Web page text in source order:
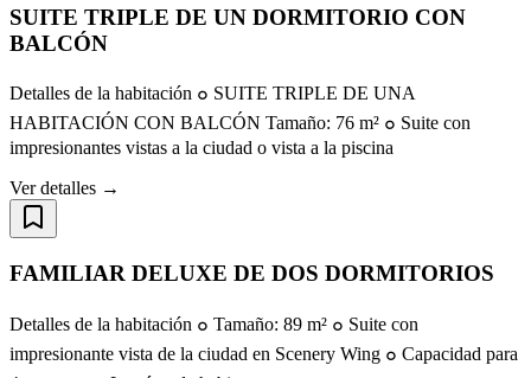
SUITE TRIPLE DE UN DORMITORIO CON
BALCÓN
Detalles de la habitación ๐ SUITE TRIPLE DE UNA
HABITACIÓN CON BALCÓN Tamaño: 76 m² ๐ Suite con
impresionantes vistas a la ciudad o vista a la piscina
Ver detalles →
FAMILIAR DELUXE DE DOS DORMITORIOS
Detalles de la habitación ๐ Tamaño: 89 m² ๐ Suite con
impresionante vista de la ciudad en Scenery Wing ๐ Capacidad para